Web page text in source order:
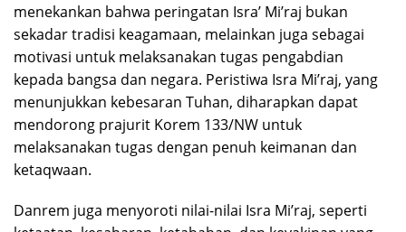
menekankan bahwa peringatan Isra’ Mi’raj bukan
sekadar tradisi keagamaan, melainkan juga sebagai
motivasi untuk melaksanakan tugas pengabdian
kepada bangsa dan negara. Peristiwa Isra Mi’raj, yang
menunjukkan kebesaran Tuhan, diharapkan dapat
mendorong prajurit Korem 133/NW untuk
melaksanakan tugas dengan penuh keimanan dan
ketaqwaan.
Danrem juga menyoroti nilai-nilai Isra Mi’raj, seperti